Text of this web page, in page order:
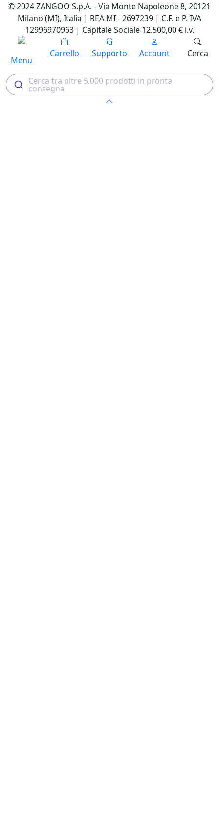
© 2024 ZANGOO S.p.A. - Via Monte Napoleone 8, 20121
Milano (MI), Italia | REA MI - 2697239 | C.F. e P. IVA
12996970963 | Capitale Sociale 12.500,00 € i.v.
Menu
Carrello Supporto Account Cerca
Cerca tra oltre 5.000 prodotti in pronta
consegna